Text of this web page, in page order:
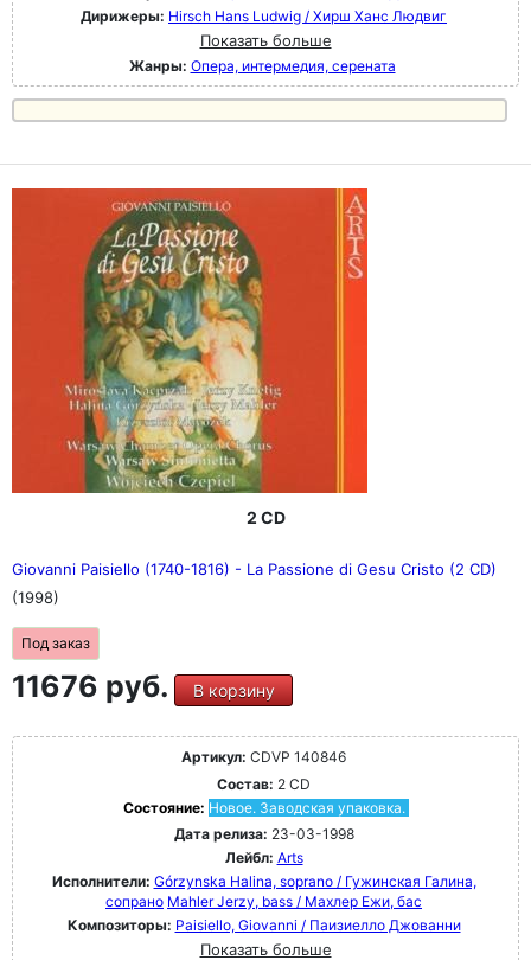
Дирижеры: Hirsch Hans Ludwig / Хирш Ханс Людвиг
Показать больше
Жанры: Опера, интермедия, серената
2 CD
Giovanni Paisiello (1740-1816) - La Passione di Gesu Cristo (2 CD)
(1998)
Под заказ
11676 руб. В корзину
Артикул: CDVP 140846
Состав: 2 CD
Состояние: Новое. Заводская упаковка.
Дата релиза: 23-03-1998
Лейбл: Arts
Исполнители: Górzynska Halina, soprano / Гужинская Галина,
сопрано Mahler Jerzy, bass / Махлер Ежи, бас
Композиторы: Paisiello, Giovanni / Паизиелло Джованни
Показать больше